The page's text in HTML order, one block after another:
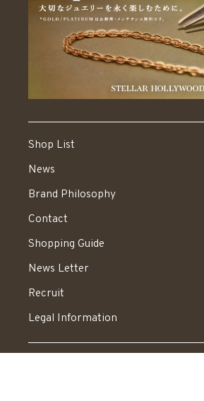
Shop List
News
Brand Philosophy
Contact
Shopping Guide
News Letter
Recruit
Legal Information